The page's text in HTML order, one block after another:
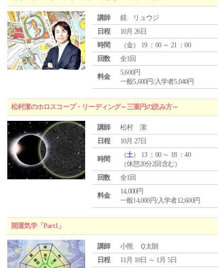
講師
鏡 リュウジ
日程
10月 26日
時間
（金） 19 ：00 ～ 21 ：00
回数
全1回
料金
5,600円
一般5,600円/入学者5,040円
松村潔のホロスコープ・リーディング～三重円の読み方～
講師
松村 潔
日程
10月 27日
時間
（土） 13 ：00 ～ 18 ：40
（休憩20分2回含む）
回数
全1回
料金
14,000円
一般14,000円/入学者12,600円
開運気学「Part1」
講師
小熊 Ｑ太朗
日程
11月 10日 ～ 1月 5日